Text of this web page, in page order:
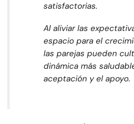
satisfactorias.
Al aliviar las
espacio para el
las parejas pueden
dinámica más
aceptación y el apoyo.